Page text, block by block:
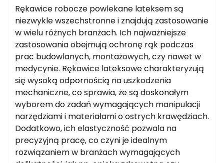
Rękawice robocze powlekane lateksem są
niezwykle wszechstronne i znajdują zastosowanie
w wielu różnych branżach. Ich najważniejsze
zastosowania obejmują ochronę rąk podczas
prac budowlanych, montażowych, czy nawet w
medycynie. Rękawice lateksowe charakteryzują
się wysoką odpornością na uszkodzenia
mechaniczne, co sprawia, że są doskonałym
wyborem do zadań wymagających manipulacji
narzędziami i materiałami o ostrych krawędziach.
Dodatkowo, ich elastyczność pozwala na
precyzyjną pracę, co czyni je idealnym
rozwiązaniem w branżach wymagających